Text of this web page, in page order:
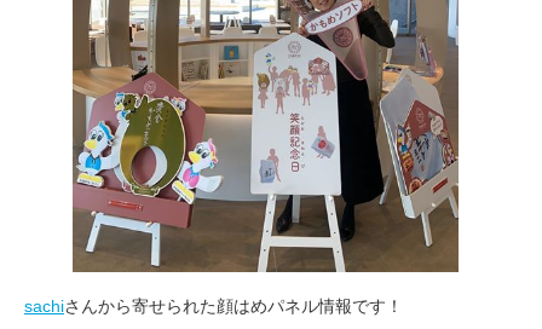
sachiさんから寄せられた顔はめパネル情報です！